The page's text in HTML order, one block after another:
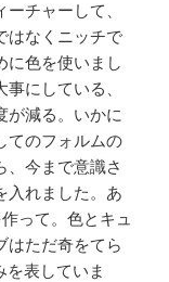
チャーして、
はなくニッチで
に色を使いまし
にしている、
が減る。いかに
てのフォルムの
、今まで意識さ
入れました。あ
って。色とキュ
はただ奇をてら
を表していま